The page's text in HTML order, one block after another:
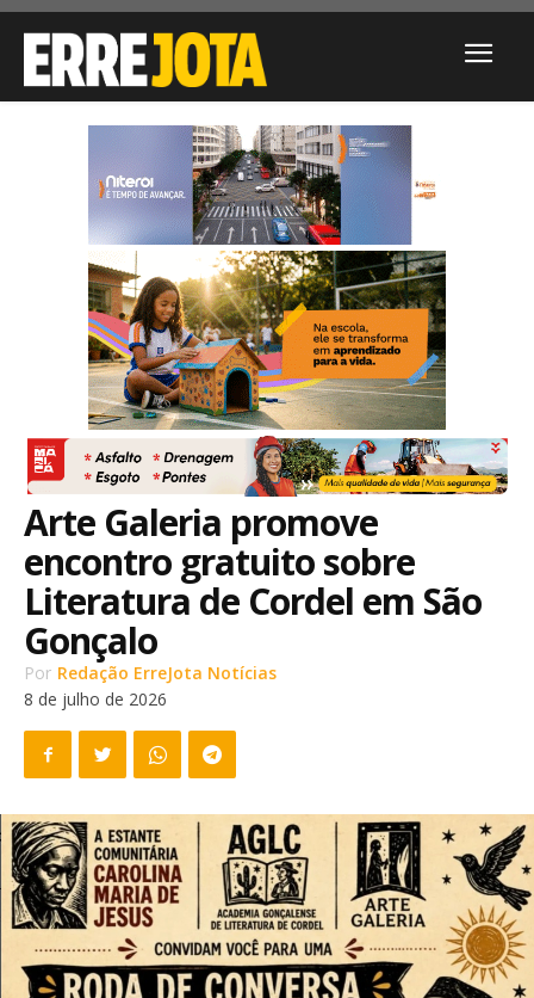
Arte Galeria promove
encontro gratuito sobre
Literatura de Cordel em São
Gonçalo
Por Redação ErreJota Notícias
8 de julho de 2026